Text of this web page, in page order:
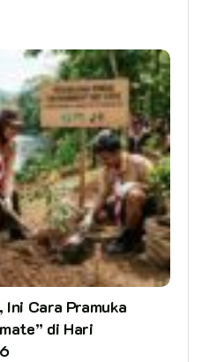
Cara Pramuka
di Hari